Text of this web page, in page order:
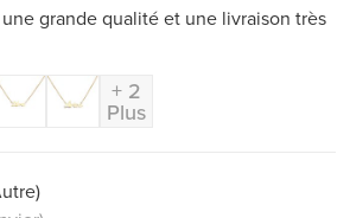
grande qualité et une livraison très
+ 2
Plus